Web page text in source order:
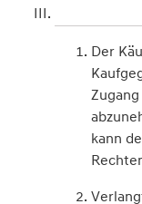
Der
kann